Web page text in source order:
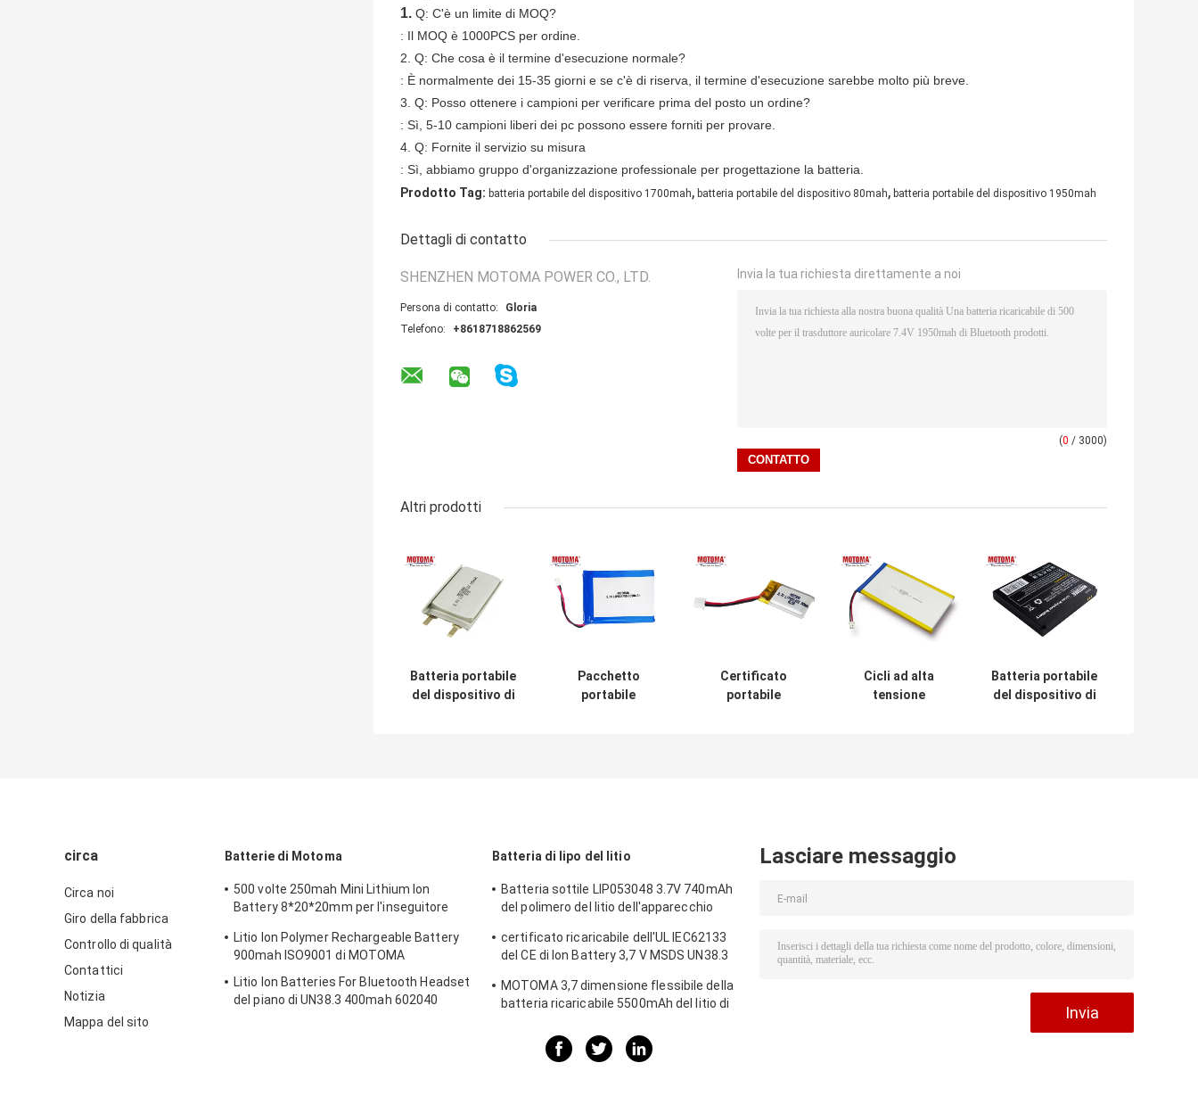
1. Q: C'è un limite di MOQ?
: Il MOQ è 1000PCS per ordine.
2. Q: Che cosa è il termine d'esecuzione normale?
: È normalmente dei 15-35 giorni e se c'è di riserva, il termine d'esecuzione sarebbe molto più breve.
3. Q: Posso ottenere i campioni per verificare prima del posto un ordine?
: Sì, 5-10 campioni liberi dei pc possono essere forniti per provare.
4. Q: Fornite il servizio su misura
: Sì, abbiamo gruppo d'organizzazione professionale per progettazione la batteria.
Prodotto Tag: batteria portabile del dispositivo 1700mah, batteria portabile del dispositivo 80mah, batteria portabile del dispositivo 1950mah
Dettagli di contatto
SHENZHEN MOTOMA POWER CO., LTD.
Persona di contatto:
Gloria
Telefono:
+8618718862569
Invia la tua richiesta direttamente a noi
(0 / 3000)
Altri prodotti
Batteria portabile
del dispositivo di
Pacchetto
portabile
Certificato
portabile
Cicli ad alta
tensione
Batteria portabile
del dispositivo di
circa
Circa noi
Giro della fabbrica
Controllo di qualità
Contattici
Notizia
Mappa del sito
Batterie di Motoma
500 volte 250mah Mini Lithium Ion
Battery 8*20*20mm per l'inseguitore
Litio Ion Polymer Rechargeable Battery
900mah ISO9001 di MOTOMA
Litio Ion Batteries For Bluetooth Headset
del piano di UN38.3 400mah 602040
Batteria di lipo del litio
Batteria sottile LIP053048 3.7V 740mAh
del polimero del litio dell'apparecchio
certificato ricaricabile dell'UL IEC62133
del CE di Ion Battery 3,7 V MSDS UN38.3
MOTOMA 3,7 dimensione flessibile della
batteria ricaricabile 5500mAh del litio di
Lasciare messaggio